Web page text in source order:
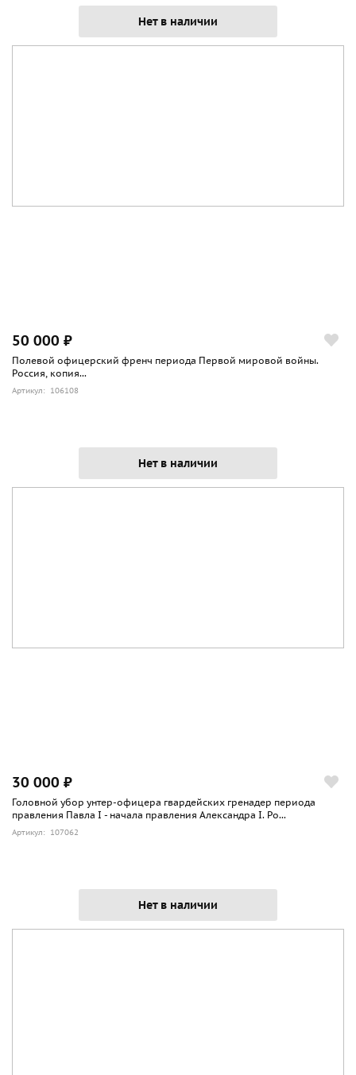
Нет в наличии
50 000 ₽
Полевой офицерский френч периода Первой мировой войны.
Россия, копия...
Артикул: 106108
Нет в наличии
30 000 ₽
Головной убор унтер-офицера гвардейских гренадер периода
правления Павла I - начала правления Александра I. Ро...
Артикул: 107062
Нет в наличии